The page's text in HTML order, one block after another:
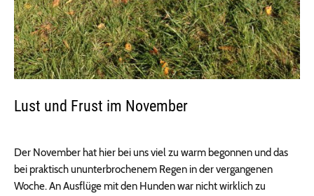
Lust und Frust im November
Der November hat hier bei uns viel zu warm begonnen und das
bei praktisch ununterbrochenem Regen in der vergangenen
Woche. An Ausflüge mit den Hunden war nicht wirklich zu